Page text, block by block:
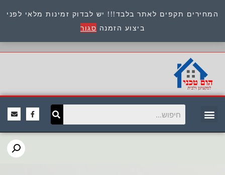
המחירים תקפים לאתר בלבד!!! יש לבדוק זמינות מלאי לפני
ביצוע הזמנה סגור
כתובת : היוזמים 9 אור יהודה שירות לקוחות 054-
8945722